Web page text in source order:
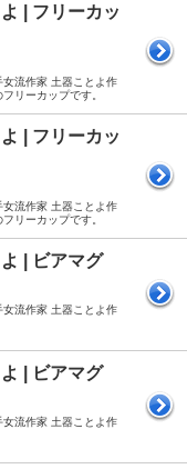
| フリーカッ
流作家 土器ことよ作
リーカップです。
| フリーカッ
流作家 土器ことよ作
リーカップです。
| ビアマグ
流作家 土器ことよ作
| ビアマグ
流作家 土器ことよ作